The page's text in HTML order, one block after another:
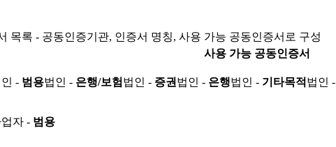
목록 - 공동인증기관, 인증서 명칭, 사용 가능 공동인증서로 구성
사용 가능 공동인증서
- 범용법인 - 은행/보험 법인 - 증권 법인 - 은행법인 - 기타목적 법인 -
자 - 범용